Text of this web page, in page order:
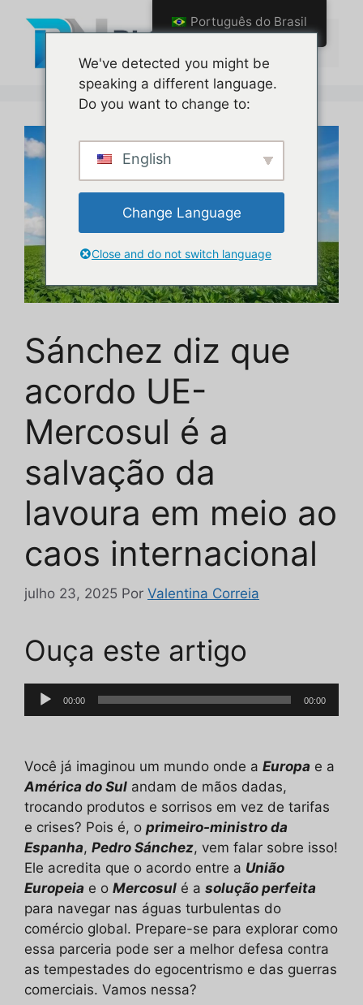
conteúdo
Menu
Sánchez diz que
acordo UE-
Mercosul é a
salvação da
lavoura em meio ao
caos internacional
julho 23, 2025 Por Valentina Correia
Ouça este artigo
Tocador
de
00:00 00:00
Você já imaginou um mundo onde a Europa e a
América do Sul andam de mãos dadas,
trocando produtos e sorrisos em vez de tarifas
e crises? Pois é, o primeiro-ministro da
Espanha, Pedro Sánchez, vem falar sobre isso!
Ele acredita que o acordo entre a União
Europeia e o Mercosul é a solução perfeita
para navegar nas águas turbulentas do
comércio global. Prepare-se para explorar como
essa parceria pode ser a melhor defesa contra
as tempestades do egocentrismo e das guerras
comerciais. Vamos nessa?
Português do Brasil
We've detected you might be
speaking a different language.
Do you want to change to:
English
Change Language
Close and do not switch language